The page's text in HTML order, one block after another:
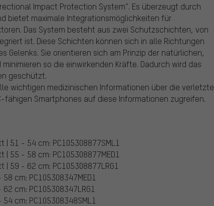
Impact Protection System“. Es überzeugt durch
bietet maximale Integrationsmöglichkeiten für
Das System besteht aus zwei Schutzschichten, von
ist. Diese Schichten können sich in alle Richtungen
Gelenks. Sie orientieren sich am Prinzip der natürlichen,
so die einwirkenden Kräfte. Dadurch wird das
geschützt.
wichtigen medizinischen Informationen über die verletzte
fähigen Smartphones auf diese Informationen zugreifen.
51 - 54 cm: PC105308877SML1
55 - 58 cm: PC105308877MED1
59 - 62 cm: PC105308877LRG1
cm: PC105308347MED1
cm: PC105308347LRG1
cm: PC105308348SML1